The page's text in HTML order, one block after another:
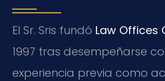
El Sr. Sris fundó Law Offices
1997 tras desempeñarse
experiencia previa como